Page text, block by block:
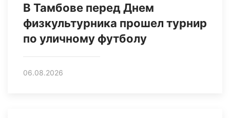
В Тамбове перед Днем
физкультурника прошел турнир
по уличному футболу
06.08.2026